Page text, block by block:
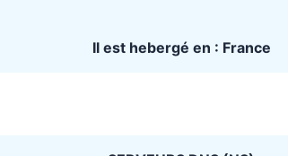
Il est hebergé en : France